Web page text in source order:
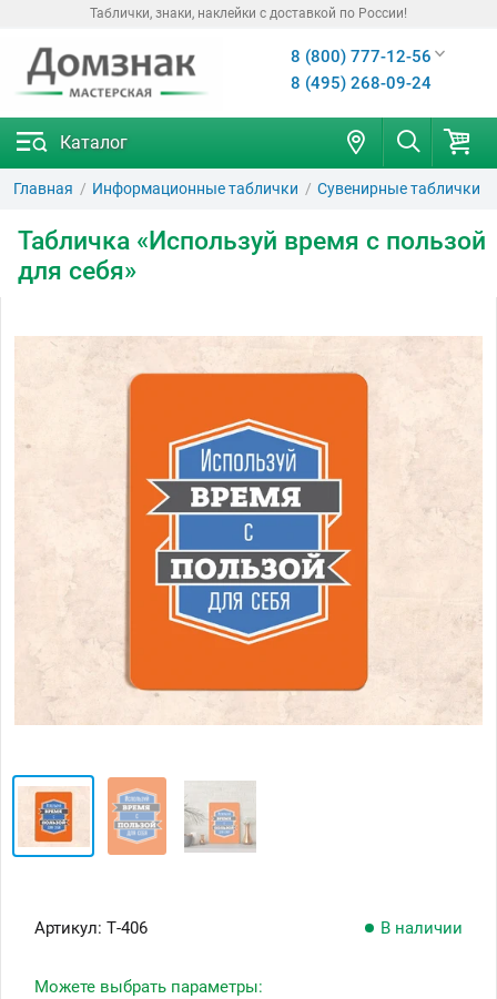
Таблички, знаки, наклейки с доставкой по России!
8 (800) 777-12-56
8 (495) 268-09-24
Каталог
Главная Информационные таблички Сувенирные таблички
Табличка «Используй время с пользой
для себя»
Артикул: Т-406 В наличии
Можете выбрать параметры: